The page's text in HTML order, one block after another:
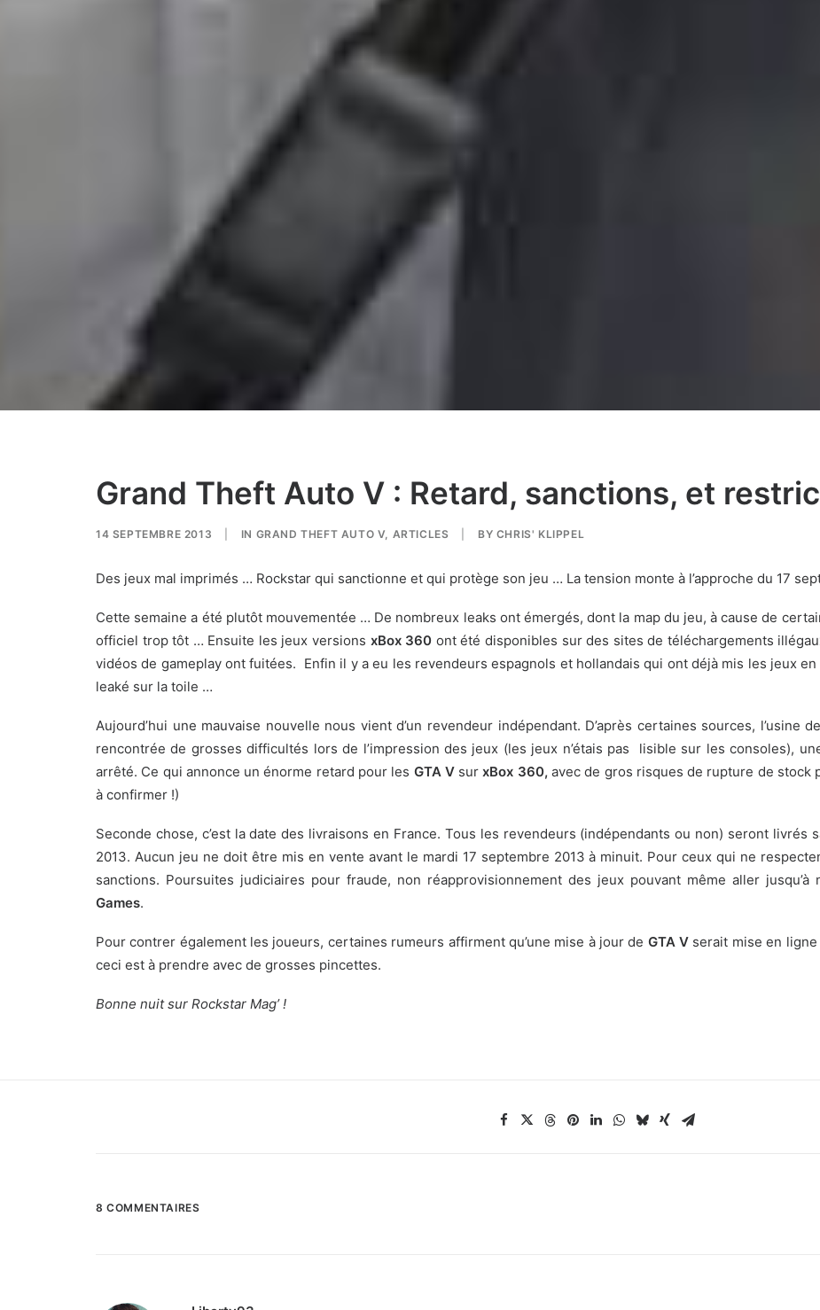
Grand Theft Auto V : Retard, sanctions, et
14 SEPTEMBRE 2013 IN GRAND THEFT AUTO V, ARTICLES BY CHRIS' KLIPPEL
Des jeux mal imprimés … Rockstar qui sanctionne et qui protège son jeu … La tension monte à l’approche du 17
Cette semaine a été plutôt mouvementée … De nombreux leaks ont émergés, dont la map du jeu, à cause de
officiel trop tôt … Ensuite les jeux versions xBox 360 ont été disponibles sur des sites de téléchargements
vidéos de gameplay ont fuitées. Enfin il y a eu les revendeurs espagnols et hollandais qui ont déjà mis les jeux
leaké sur la toile …
Aujourd’hui une mauvaise nouvelle nous vient d’un revendeur indépendant. D’après certaines sources, l’usine
rencontrée de grosses difficultés lors de l’impression des jeux (les jeux n’étais pas lisible sur les consoles),
arrêté. Ce qui annonce un énorme retard pour les GTA VsurxBox 360, avec de gros risques de rupture de stock
à confirmer !)
Seconde chose, c’est la date des livraisons en France. Tous les revendeurs (indépendants ou non) seront livrés
2013. Aucun jeu ne doit être mis en vente avant le mardi 17 septembre 2013 à minuit. Pour ceux qui ne
sanctions. Poursuites judiciaires pour fraude, non réapprovisionnement des jeux pouvant même aller
Games.
Pour contrer également les joueurs, certaines rumeurs affirment qu’une mise à jour de GTA V serait mise en
ceci est à prendre avec de grosses pincettes.
Bonne nuit sur Rockstar Mag’ !
8 COMMENTAIRES